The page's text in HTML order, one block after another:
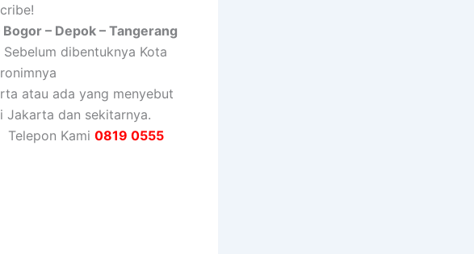
– Depok – Tangerang
dibentuknya Kota
atau ada yang menyebut
Jakarta dan sekitarnya.
Kami 0819 0555